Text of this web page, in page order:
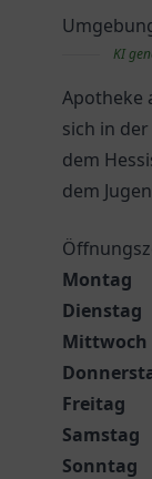
KI
Apotheke
sich in
dem
dem
Montag
Dienstag
Mittwoch
Freitag
Samstag
Sonntag